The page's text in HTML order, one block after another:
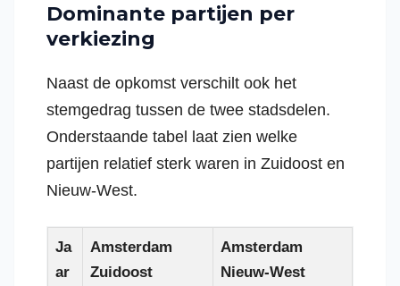
Dominante partijen per
verkiezing
Naast de opkomst verschilt ook het
stemgedrag tussen de twee stadsdelen.
Onderstaande tabel laat zien welke
partijen relatief sterk waren in Zuidoost en
Nieuw-West.
Ja
ar
Amsterdam
Zuidoost
Amsterdam
Nieuw-West